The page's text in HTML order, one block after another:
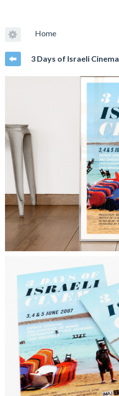
Home
3 Days of Israeli Cinema